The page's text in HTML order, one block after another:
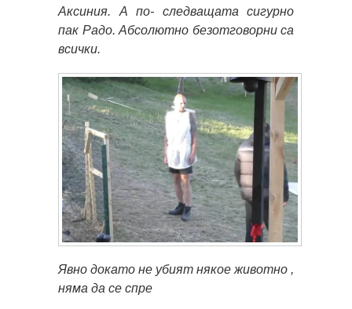
Аксиния. А по- следващата сигурно
пак Радо. Абсолютно безотговорни са
всички.
Явно докато не убият някое животно ,
няма да се спре